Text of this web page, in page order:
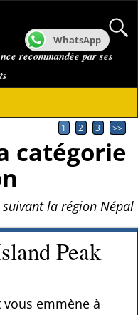
recommandée par ses
1 2 3 >>
catégorie
la région Népal
Peak
vous emmène à
WhatsApp